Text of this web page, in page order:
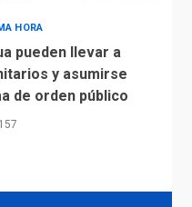
HORA
pueden llevar a
y asumirse
de orden público
157